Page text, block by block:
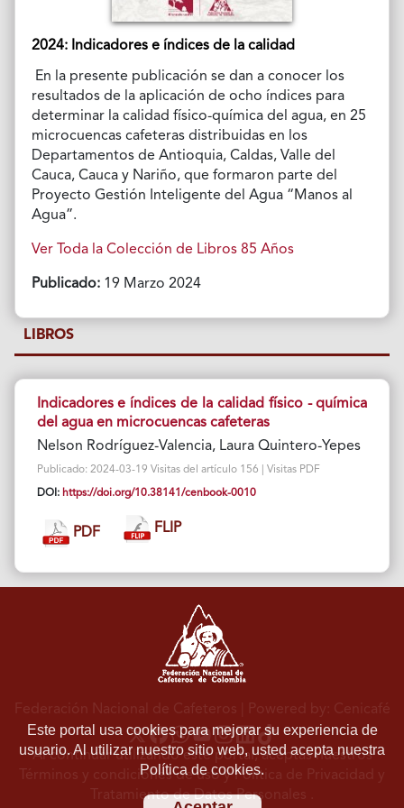
2024: Indicadores e índices de la calidad
En la presente publicación se dan a conocer los
resultados de la aplicación de ocho índices para
determinar la calidad físico-química del agua, en 25
microcuencas cafeteras distribuidas en los
Departamentos de Antioquia, Caldas, Valle del
Cauca, Cauca y Nariño, que formaron parte del
Proyecto Gestión Inteligente del Agua “Manos al
Agua”.
Ver Toda la Colección de Libros 85 Años
Publicado:19 Marzo 2024
LIBROS
Indicadores e índices de la calidad físico - química
del agua en microcuencas cafeteras
Nelson Rodríguez-Valencia, Laura Quintero-Yepes
Publicado: 2024-03-19 Visitas del artículo 156 | Visitas PDF
DOI: https://doi.org/10.38141/cenbook-0010
PDF FLIP
Este portal usa cookies para mejorar su experiencia de
usuario. Al utilizar nuestro sitio web, usted acepta nuestra
Política de cookies.
Federación Nacional de Cafeteros | Powered by: Cenicafé
Al continuar utilizando este portal, aceptas nuestros
Términos y condiciones de usoyPolítica de Privacidad y
Tratamiento de Datos Personales